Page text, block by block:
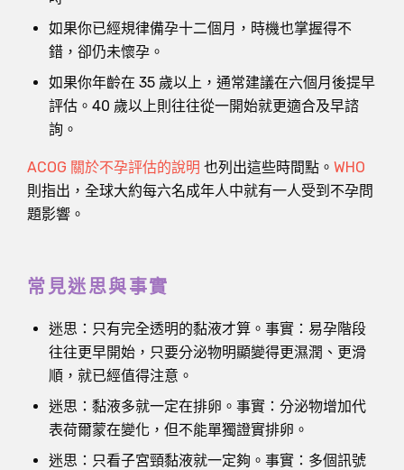
如果你已經規律備孕十二個月，時機也掌握得不
錯，卻仍未懷孕。
如果你年齡在 35 歲以上，通常建議在六個月後提早
評估。40 歲以上則往往從一開始就更適合及早諮
詢。
ACOG 關於不孕評估的說明 也列出這些時間點。 WHO
則指出，全球大約每六名成年人中就有一人受到不孕問
題影響。
常見迷思與事實
迷思：只有完全透明的黏液才算。事實：易孕階段
往往更早開始，只要分泌物明顯變得更濕潤、更滑
順，就已經值得注意。
迷思：黏液多就一定在排卵。事實：分泌物增加代
表荷爾蒙在變化，但不能單獨證實排卵。
迷思：只看子宮頸黏液就一定夠。事實：多個訊號